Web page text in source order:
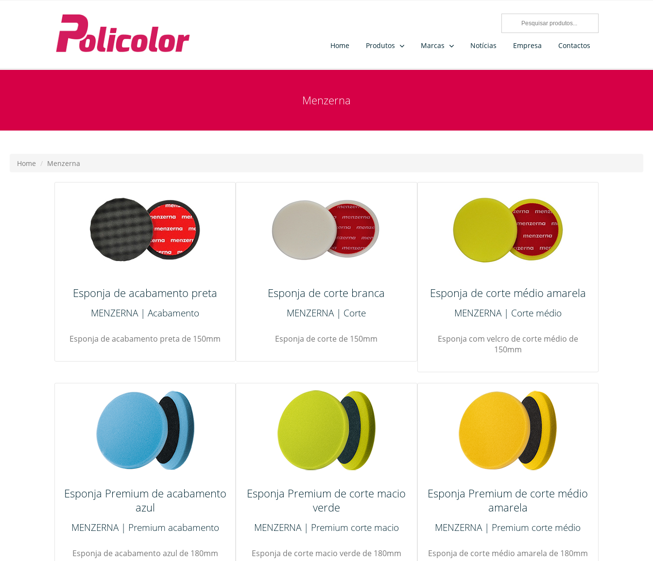
Home Produtos Marcas Notícias Empresa Contactos
Menzerna
Home Menzerna
Esponja de acabamento preta
MENZERNA | Acabamento
Esponja de acabamento preta de 150mm
Esponja de corte branca
MENZERNA | Corte
Esponja de corte de 150mm
Esponja de corte médio amarela
MENZERNA | Corte médio
Esponja com velcro de corte médio de
150mm
Esponja Premium de acabamento
azul
MENZERNA | Premium acabamento
Esponja de acabamento azul de 180mm
Esponja Premium de corte macio
verde
MENZERNA | Premium corte macio
Esponja de corte macio verde de 180mm
Esponja Premium de corte médio
amarela
MENZERNA | Premium corte médio
Esponja de corte médio amarela de 180mm